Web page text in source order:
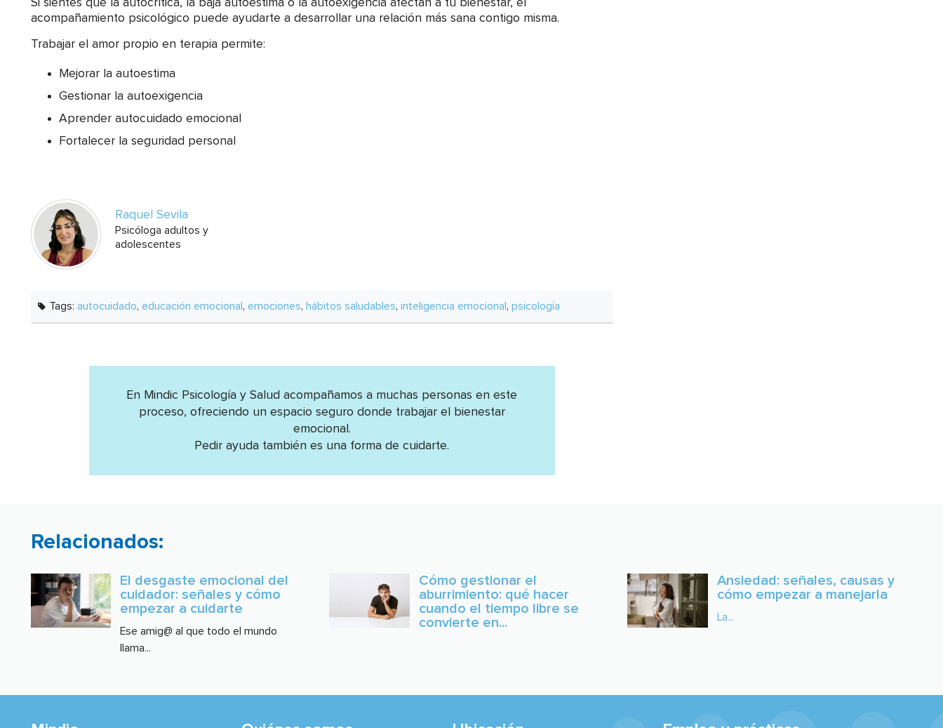
Si sientes que la autocrítica, la baja autoestima o la autoexigencia afectan a tu bienestar, el
acompañamiento psicológico puede ayudarte a desarrollar una relación más sana contigo misma.
Trabajar el amor propio en terapia permite:
Mejorar la autoestima
Gestionar la autoexigencia
Aprender autocuidado emocional
Fortalecer la seguridad personal
Raquel Sevila
Psicóloga adultos y
adolescentes
Tags: autocuidado, educación emocional , emociones, hábitos saludables, inteligencia emocional , psicología
En Mindic Psicología y Salud acompañamos a muchas personas en este
proceso, ofreciendo un espacio seguro donde trabajar el bienestar
emocional.
Pedir ayuda también es una forma de cuidarte.
Relacionados:
El desgaste emocional del
cuidador: señales y cómo
empezar a cuidarte
Ese amig@ al que todo el mundo
llama...
Cómo gestionar el
aburrimiento: qué hacer
cuando el tiempo libre se
convierte en...
Ansiedad: señales, causas y
cómo empezar a manejarla
La...